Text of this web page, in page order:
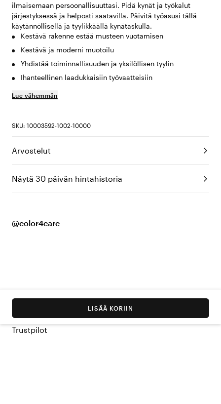
ilmaisemaan persoonallisuuttasi. Pidä kynät ja työkalut
järjestyksessä ja helposti saatavilla. Päivitä työasusi tällä
käytännöllisellä ja tyylikkäällä kynätaskulla.
Kestävä rakenne estää musteen vuotamisen
Kestävä ja moderni muotoilu
Yhdistää toiminnallisuuden ja yksilöllisen tyylin
Ihanteellinen laadukkaisiin työvaatteisiin
Lue vähemmän
SKU: 10003592-1002-10000
Arvostelut
Näytä 30 päivän hintahistoria
@color4care
LISÄÄ KORIIN
Trustpilot